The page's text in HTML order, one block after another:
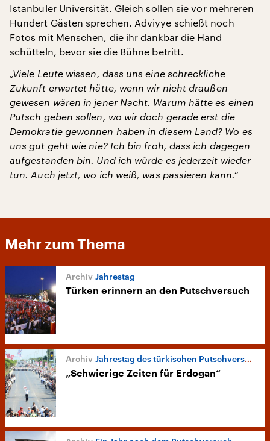
Istanbuler Universität. Gleich sollen sie vor mehreren
Hundert Gästen sprechen. Adviyye schießt noch
Fotos mit Menschen, die ihr dankbar die Hand
schütteln, bevor sie die Bühne betritt.
„Viele Leute wissen, dass uns eine schreckliche
Zukunft erwartet hätte, wenn wir nicht draußen
gewesen wären in jener Nacht. Warum hätte es einen
Putsch geben sollen, wo wir doch gerade erst die
Demokratie gewonnen haben in diesem Land? Wo es
uns gut geht wie nie? Ich bin froh, dass ich dagegen
aufgestanden bin. Und ich würde es jederzeit wieder
tun. Auch jetzt, wo ich weiß, was passieren kann.“
Mehr zum Thema
Jahrestag
Türken erinnern an den Putschversuch
Jahrestag des türkischen Putschversuches
„Schwierige Zeiten für Erdogan“